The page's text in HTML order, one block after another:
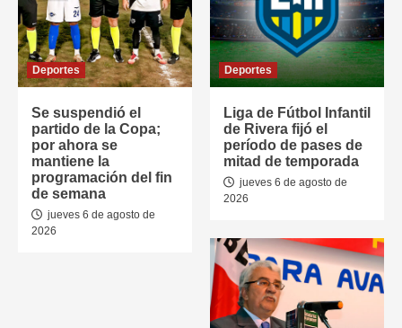
Deportes
Se suspendió el
partido de la Copa;
por ahora se
mantiene la
programación del fin
de semana
jueves 6 de agosto de
2026
Deportes
Liga de Fútbol Infantil
de Rivera fijó el
período de pases de
mitad de temporada
jueves 6 de agosto de
2026